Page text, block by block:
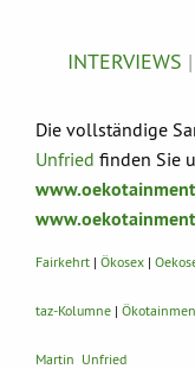
INTERVIEWS |
Die vollständige
Unfried finden Sie
Fairkehrt | Ökosex |
taz-Kolumne |
Martin Unfried